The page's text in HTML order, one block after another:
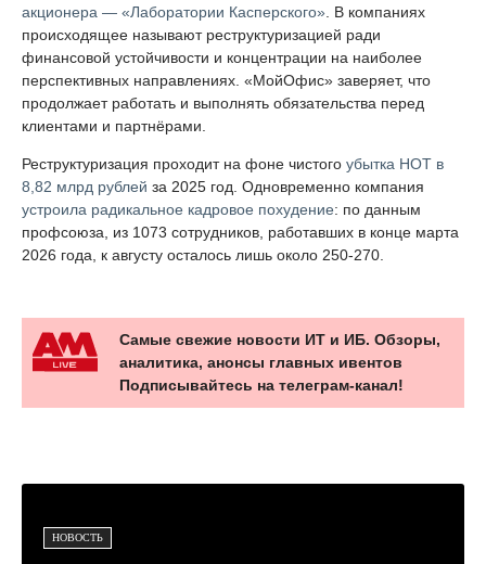
акционера — «Лаборатории Касперского». В компаниях
происходящее называют реструктуризацией ради
финансовой устойчивости и концентрации на наиболее
перспективных направлениях. «МойОфис» заверяет, что
продолжает работать и выполнять обязательства перед
клиентами и партнёрами.
Реструктуризация проходит на фоне чистого убытка НОТ в
8,82 млрд рублей за 2025 год. Одновременно компания
устроила радикальное кадровое похудение: по данным
профсоюза, из 1073 сотрудников, работавших в конце марта
2026 года, к августу осталось лишь около 250-270.
Самые свежие новости ИТ и ИБ. Обзоры,
аналитика, анонсы главных ивентов
Подписывайтесь на телеграм-канал!
НОВОСТЬ